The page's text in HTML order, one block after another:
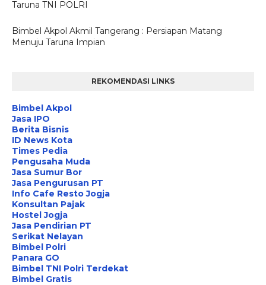
Taruna TNI POLRI
Bimbel Akpol Akmil Tangerang : Persiapan Matang
Menuju Taruna Impian
REKOMENDASI LINKS
Bimbel Akpol
Jasa IPO
Berita Bisnis
ID News Kota
Times Pedia
Pengusaha Muda
Jasa Sumur Bor
Jasa Pengurusan PT
Info Cafe Resto Jogja
Konsultan Pajak
Hostel Jogja
Jasa Pendirian PT
Serikat Nelayan
Bimbel Polri
Panara GO
Bimbel TNI Polri Terdekat
Bimbel Gratis